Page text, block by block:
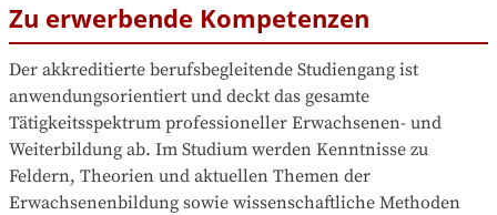
Zu erwerbende Kompetenzen
Der akkreditierte berufsbegleitende Studiengang ist
anwendungsorientiert und deckt das gesamte
Tätigkeitsspektrum professioneller Erwachsenen- und
Weiterbildung ab. Im Studium werden Kenntnisse zu
Feldern, Theorien und aktuellen Themen der
Erwachsenenbildung sowie wissenschaftliche Methoden